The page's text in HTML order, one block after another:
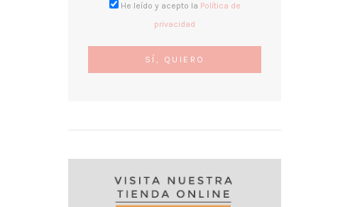
He leído y acepto la Política de
privacidad